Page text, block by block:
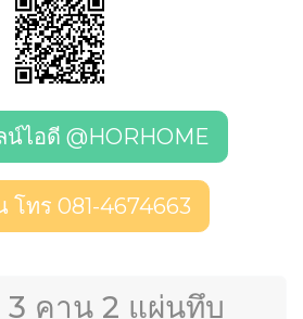
น์ไอดี @HORHOME
โทร 081-4674663
3 คาน 2 แผ่นทึบ